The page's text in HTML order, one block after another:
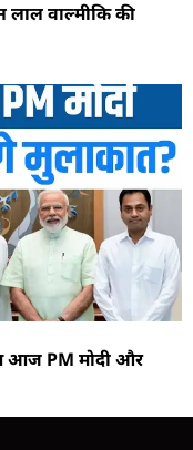
वाल्मीकि की
आज PM मोदी और